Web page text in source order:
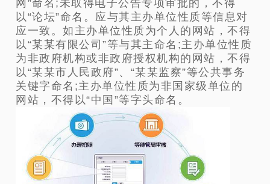
网”命名;未取得电子公告专项审批的，不得
以“论坛”命名。应与其主办单位性质等信息对
应一致。如主办单位性质为个人的网站，不得
以“某某有限公司”等与其主命名;主办单位性质
为非政府机构或非政府授权机构的网站，不得
以“某某市人民政府”、“某某监察”等公共事务
关键字命名;主办单位性质为非国家级单位的
网站，不得以“中国”等字头命名。